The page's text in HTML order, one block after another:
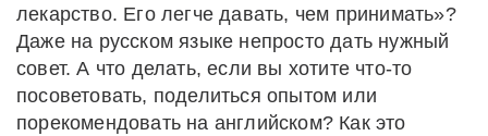
лекарство. Его легче давать, чем принимать»?
Даже на русском языке непросто дать нужный
совет. А что делать, если вы хотите что-то
посоветовать, поделиться опытом или
порекомендовать на английском? Как это